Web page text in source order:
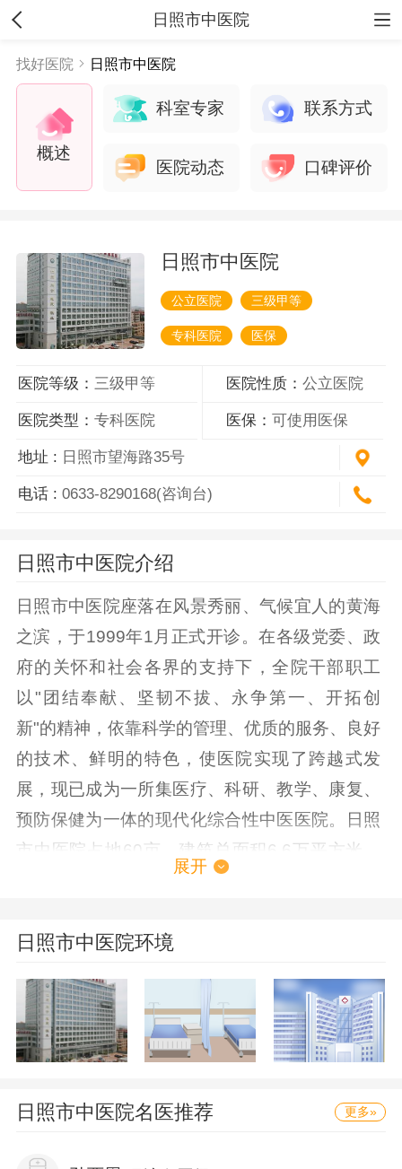
日照市中医院
找好医院 日照市中医院
概述
科室专家 联系方式
医院动态 口碑评价
日照市中医院
公立医院 三级甲等
专科医院 医保
医院等级：三级甲等 医院性质：公立医院
医院类型：专科医院 医保：可使用医保
地址 : 日照市望海路35号
电话 :0633-8290168(咨询台)
日照市中医院介绍
日照市中医院座落在风景秀丽、气候宜人的黄海
之滨，于1999年1月正式开诊。在各级党委、政
府的关怀和社会各界的支持下，全院干部职工
以"团结奉献、坚韧不拔、永争第一、开拓创
新"的精神，依靠科学的管理、优质的服务、良好
的技术、鲜明的特色，使医院实现了跨越式发
展，现已成为一所集医疗、科研、教学、康复、
预防保健为一体的现代化综合性中医医院。日照
市中医院占地60亩，建筑总面积6.6万平方米。
目前，医院设有临床、医技、行政科室56个；有
人，其中高级职称75人，中级148人；开放床位
层螺旋CT、全数字彩超、全自动生化分析仪、准
分子激光治疗仪、多功能数字化X光机（DR）、
C型臂、直线加速器、内窥镜系统、体外碎石
台（件），设备总值达到1亿元。中风科、骨伤
科、颅脑科、理疗科、消化内科、心内科、肿瘤
展开
日照市中医院环境
日照市中医院名医推荐 更多»